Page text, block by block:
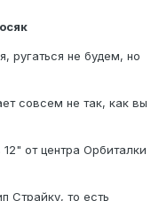
ругаться не будем, но
совсем не так, как вы
от центра Орбиталки
Страйку, то есть